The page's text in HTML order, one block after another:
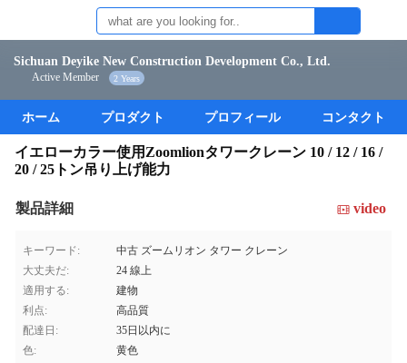
Sichuan Deyike New Construction Development Co., Ltd.
Active Member 2 Years
ホーム プロダクト プロフィール コンタクト
イエローカラー使用Zoomlionタワークレーン 10 / 12 / 16 /
20 / 25トン吊り上げ能力
製品詳細 video
キーワード:
中古 ズームリオン タワー クレーン
大丈夫だ:
24 線上
適用する:
建物
利点:
高品質
配達日:
35日以内に
色:
黄色